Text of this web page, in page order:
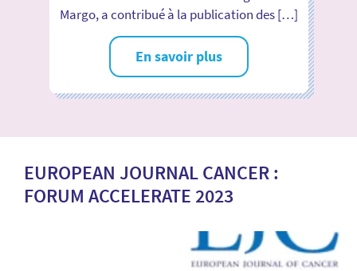
Margo, a contribué à la publication des […]
En savoir plus
EUROPEAN JOURNAL CANCER :
FORUM ACCELERATE 2023